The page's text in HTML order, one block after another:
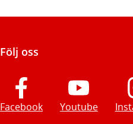
Följ oss
Facebook Youtube